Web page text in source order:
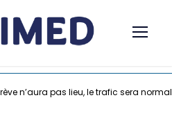
n’aura pas lieu, le trafic sera normal